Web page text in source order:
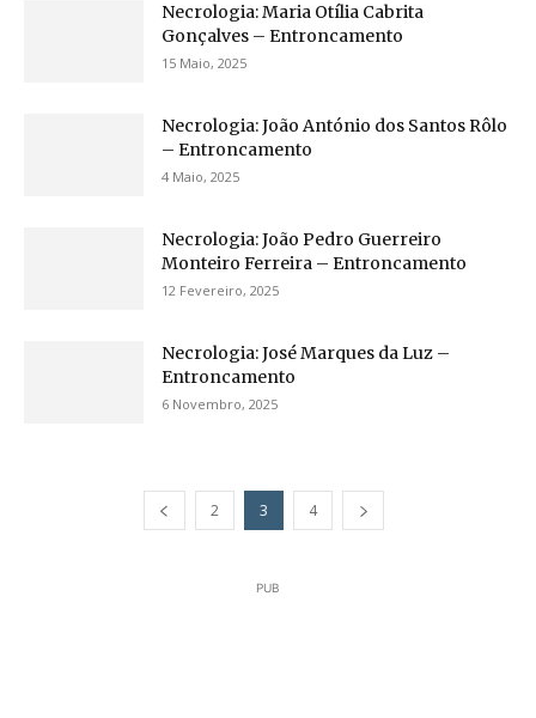
Necrologia: Maria Otília Cabrita
Gonçalves – Entroncamento
15 Maio, 2025
Necrologia: João António dos Santos Rôlo
– Entroncamento
4 Maio, 2025
Necrologia: João Pedro Guerreiro
Monteiro Ferreira – Entroncamento
12 Fevereiro, 2025
Necrologia: José Marques da Luz –
Entroncamento
6 Novembro, 2025
2 3 4
PUB